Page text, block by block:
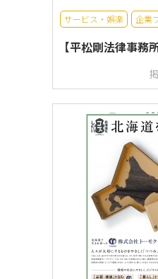
サービス・娯楽 企業
【平松剛法律事